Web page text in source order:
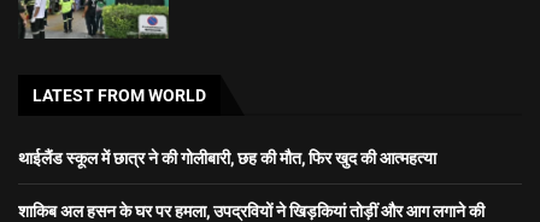
LATEST FROM WORLD
थाईलैंड स्कूल में छात्र ने की गोलीबारी, छह की मौत, फिर खुद की आत्महत्या
शाकिब अल हसन के घर पर हमला, उपद्रवियों ने खिड़कियां तोड़ीं और आग लगाने की